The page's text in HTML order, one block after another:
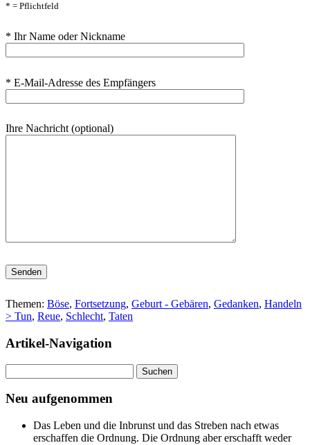
* = Pflichtfeld
* Ihr Name oder Nickname
* E-Mail-Adresse des Empfängers
Ihre Nachricht (optional)
Bitte lasse dieses Feld leer.
Themen: Böse, Fortsetzung, Geburt - Gebären, Gedanken, Handeln
> Tun, Reue, Schlecht, Taten
Artikel-Navigation
nach:
Neu aufgenommen
Das Leben und die Inbrunst und das Streben nach etwas
erschaffen die Ordnung. Die Ordnung aber erschafft weder